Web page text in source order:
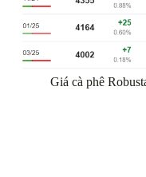
Giá cà phê